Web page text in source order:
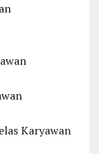
Karyawan